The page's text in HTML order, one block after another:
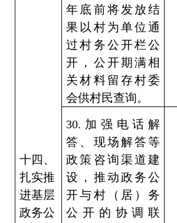
十四、
扎实推
进基层
政务公
年底前将发放结
果以村为单位通
过村务公开栏公
开，公开期满相
关材料留存村委
会供村民查询。
30. 加强电话解
答、现场解答等
政策咨询渠道建
设，推动政务公
开与村（居）务
公开的协调联